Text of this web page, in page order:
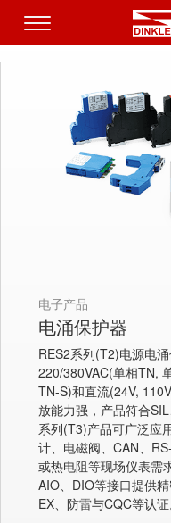
电子产品
电涌保护器
RES2系列(T2)电源电
220/380VAC(单相TN,
TN-S)和直流(24V,
放能力强，产品符合
系列(T3)产品可广泛应
计、电磁阀、CAN、
或热电阻等现场仪表需
AIO、DIO等接口提供
EX、防雷与CQC等认证